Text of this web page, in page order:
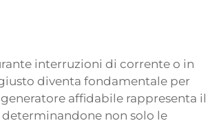
interruzioni di corrente o in
diventa fondamentale per
affidabile rappresenta il
non solo le